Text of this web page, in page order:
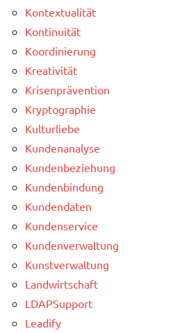
Kontextualität
Kontinuität
Koordinierung
Kreativität
Krisenprävention
Kryptographie
Kulturliebe
Kundenanalyse
Kundenbeziehung
Kundenbindung
Kundendaten
Kundenservice
Kundenverwaltung
Kunstverwaltung
Landwirtschaft
LDAPSupport
Leadify